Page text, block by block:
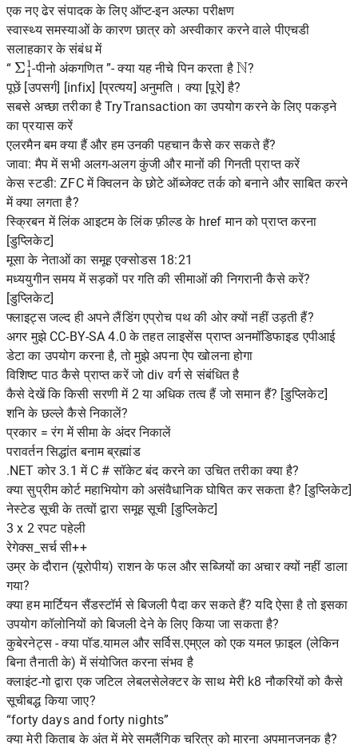
एक नए ढेर संपादक के लिए ऑप्ट-इन अल्फा परीक्षण
स्वास्थ्य समस्याओं के कारण छात्र को अस्वीकार करने वाले पीएचडी
सलाहकार के संबंध में
“
Σ11
-पीनो अंकगणित ”- क्या यह नीचे पिन करता है
N
?
पूछें [उपसर्ग] [infix] [प्रत्यय] अनुमति। क्या [पूरे] है?
सबसे अच्छा तरीका है TryTransaction का उपयोग करने के लिए पकड़ने
का प्रयास करें
एलरमैन बम क्या हैं और हम उनकी पहचान कैसे कर सकते हैं?
जावा: मैप में सभी अलग-अलग कुंजी और मानों की गिनती प्राप्त करें
केस स्टडी: ZFC में क्विलन के छोटे ऑब्जेक्ट तर्क को बनाने और साबित करने
में क्या लगता है?
स्क्रिबन में लिंक आइटम के लिंक फ़ील्ड के href मान को प्राप्त करना
[डुप्लिकेट]
मूसा के नेताओं का समूह एक्सोडस 18:21
मध्ययुगीन समय में सड़कों पर गति की सीमाओं की निगरानी कैसे करें?
[डुप्लिकेट]
फ्लाइट्स जल्द ही अपने लैंडिंग एप्रोच पथ की ओर क्यों नहीं उड़ती हैं?
अगर मुझे CC-BY-SA 4.0 के तहत लाइसेंस प्राप्त अनमॉडिफाइड एपीआई
डेटा का उपयोग करना है, तो मुझे अपना ऐप खोलना होगा
विशिष्ट पाठ कैसे प्राप्त करें जो div वर्ग से संबंधित है
कैसे देखें कि किसी सरणी में 2 या अधिक तत्व हैं जो समान हैं? [डुप्लिकेट]
शनि के छल्ले कैसे निकालें?
प्रकार = रंग में सीमा के अंदर निकालें
परावर्तन सिद्धांत बनाम ब्रह्मांड
.NET कोर 3.1 में C # सॉकेट बंद करने का उचित तरीका क्या है?
क्या सुप्रीम कोर्ट महाभियोग को असंवैधानिक घोषित कर सकता है? [डुप्लिकेट]
नेस्टेड सूची के तत्वों द्वारा समूह सूची [डुप्लिकेट]
3 x 2 रपट पहेली
रेगेक्स_सर्च सी++
उम्र के दौरान (यूरोपीय) राशन के फल और सब्जियों का अचार क्यों नहीं डाला
गया?
क्या हम मार्टियन सैंडस्टॉर्म से बिजली पैदा कर सकते हैं? यदि ऐसा है तो इसका
उपयोग कॉलोनियों को बिजली देने के लिए किया जा सकता है?
कुबेरनेट्स - क्या पॉड.यामल और सर्विस.एम्एल को एक यमल फ़ाइल (लेकिन
बिना तैनाती के) में संयोजित करना संभव है
क्लाइंट-गो द्वारा एक जटिल लेबलसेलेक्टर के साथ मेरी k8 नौकरियों को कैसे
सूचीबद्ध किया जाए?
“forty days and forty nights”
क्या मेरी किताब के अंत में मेरे समलैंगिक चरित्र को मारना अपमानजनक है?